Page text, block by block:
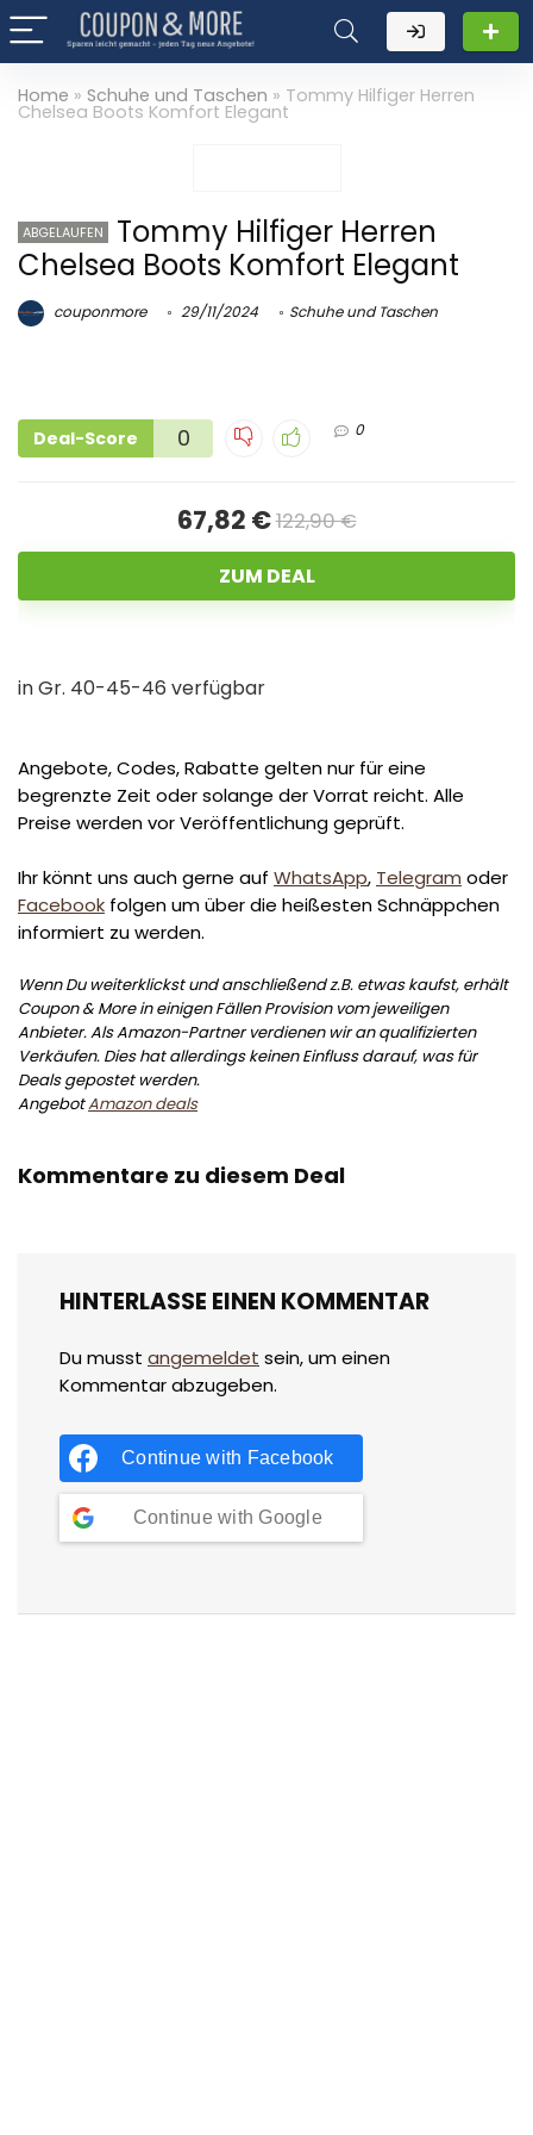
Home » Schuhe und Taschen » Tommy Hilfiger Herren
Chelsea Boots Komfort Elegant
ABGELAUFEN
Tommy Hilfiger Herren
Chelsea Boots Komfort Elegant
couponmore 29/11/2024 Schuhe und Taschen
Deal-Score 0 0
67,82 €122,90 €
ZUM DEAL
in Gr. 40-45-46 verfügbar
Angebote, Codes, Rabatte gelten nur für eine
begrenzte Zeit oder solange der Vorrat reicht. Alle
Preise werden vor Veröffentlichung geprüft.
Ihr könnt uns auch gerne auf WhatsApp, Telegram oder
Facebook folgen um über die heißesten Schnäppchen
informiert zu werden.
Wenn Du weiterklickst und anschließend z.B. etwas kaufst, erhält
Coupon & More in einigen Fällen Provision vom jeweiligen
Anbieter. Als Amazon-Partner verdienen wir an qualifizierten
Verkäufen. Dies hat allerdings keinen Einfluss darauf, was für
Deals gepostet werden.
AngebotAmazon deals
Kommentare zu diesem Deal
HINTERLASSE EINEN KOMMENTAR
Du musst angemeldet sein, um einen
Kommentar abzugeben.
Continue with Facebook
Continue with Google